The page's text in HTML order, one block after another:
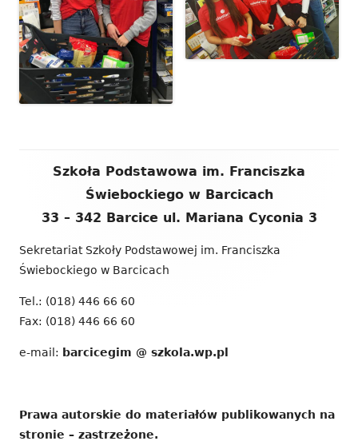
Zawartość
Szkoła Podstawowa im. Franciszka
Świebockiego w Barcicach
33 – 342 Barcice ul. Mariana Cyconia 3
Sekretariat Szkoły Podstawowej im. Franciszka
Świebockiego w Barcicach
Tel.: (018) 446 66 60
Fax: (018) 446 66 60
e-mail: barcicegim @ szkola.wp.pl
Prawa autorskie do materiałów publikowanych na
stronie – zastrzeżone.